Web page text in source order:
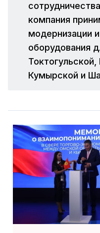
компания
модернизации
оборудования
Кумырской и